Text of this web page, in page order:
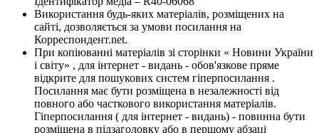
Використання будь-яких матеріалів, розміщених на
сайті, дозволяється за умови посилання на
Корреспондент.net.
При копіюванні матеріалів зі сторінки « Новини України
і світу» , для інтернет - видань - обов'язкове пряме
відкрите для пошукових систем гіперпосилання .
Посилання має бути розміщена в незалежності від
повного або часткового використання матеріалів.
Гіперпосилання ( для інтернет - видань) - повинна бути
розміщена в підзаголовку або в першому абзаці